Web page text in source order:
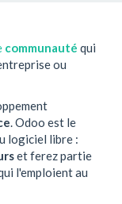
communauté qui
ou
. Odoo est le
logiciel libre :
et ferez partie
l'emploient au